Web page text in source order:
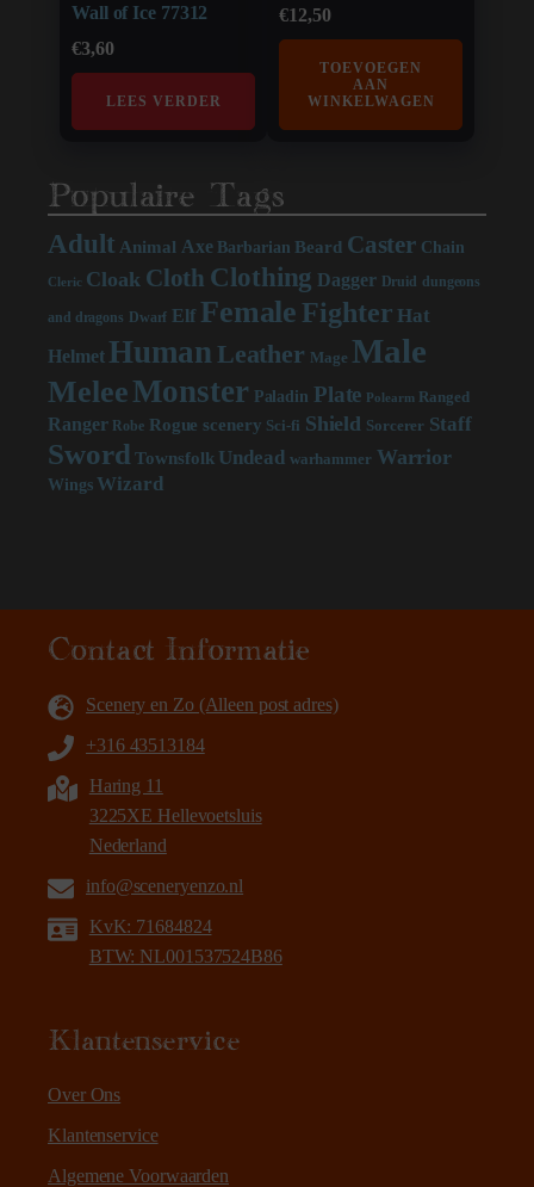
Wall of Ice 77312
€3,60
LEES VERDER
€12,50
TOEVOEGEN
AAN
WINKELWAGEN
Populaire Tags
Adult Animal Axe Barbarian Beard Caster Chain
Cleric Cloak Cloth Clothing Dagger Druid dungeons
and dragons Dwarf Elf FemaleFighter Hat
Helmet Human Leather Mage Male
MeleeMonster Paladin Plate Polearm Ranged
Ranger Robe Rogue scenery Sci-fi Shield Sorcerer Staff
Sword Townsfolk Undead warhammer Warrior
Wings Wizard
Contact Informatie
Scenery en Zo (Alleen post adres)
+316 43513184
Haring 11
3225XE Hellevoetsluis
Nederland
info@sceneryenzo.nl
KvK: 71684824
BTW: NL001537524B86
Klantenservice
Over Ons
Klantenservice
Algemene Voorwaarden